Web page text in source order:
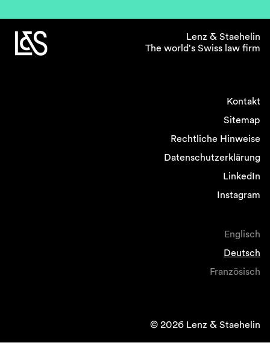
Lenz & Staehelin
The world's Swiss law firm
Kontakt
Sitemap
Rechtliche Hinweise
Datenschutzerklärung
LinkedIn
Instagram
Englisch
Deutsch
Französisch
© 2026 Lenz & Staehelin